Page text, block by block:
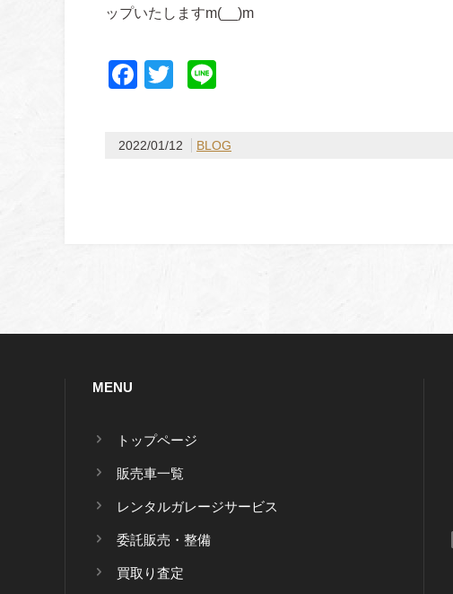
ップいたしますm(__)m
Facebook
Twitter
2022/01/12 BLOG
MENU
トップページ
販売車一覧
レンタルガレージサービス
委託販売・整備
買取り査定